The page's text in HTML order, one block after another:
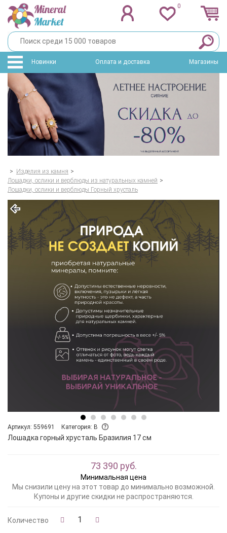
0
Новинки Оплата и доставка Магазины
> Изделия из камня >
Лошадки, ослики и верблюды из натуральных камней >
Лошадки, ослики и верблюды Горный хрусталь
Артикул: 559691 Категория: B
Лошадка горный хрусталь Бразилия 17 см
73 390 руб.
Минимальная цена
Мы снизили цену на этот товар до минимально возможной.
Купоны и другие скидки не распространяются.
Количество